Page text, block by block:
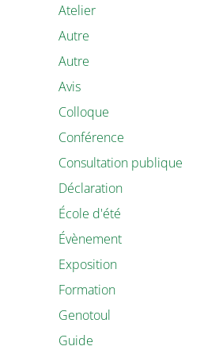
Atelier
Autre
Autre
Avis
Colloque
Conférence
Consultation publique
Déclaration
École d'été
Évènement
Exposition
Formation
Genotoul
Guide